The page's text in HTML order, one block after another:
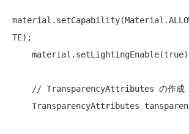
TE);
    material.setLightingEnable(
true
// TransparencyAttributes の作成
TransparencyAttributes